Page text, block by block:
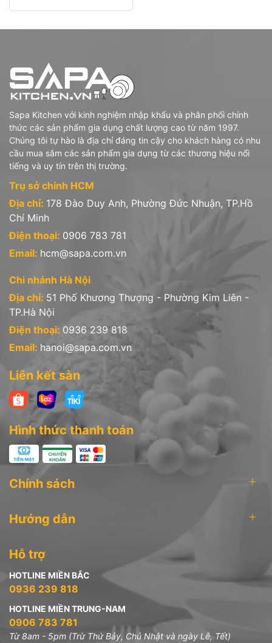
Sapa Kitchen với kinh nghiệm nhập khẩu và phân phối chính
thức các sản phẩm gia dụng chất lượng cao từ năm 1997.
Chúng tôi tự hào là địa chỉ đáng tin cậy cho khách hàng có nhu
cầu mua sắm các sản phẩm gia dụng từ các thương hiệu nổi
tiếng và uy tín trên thị trường.
Trụ sở chính HCM
Địa chỉ: 178 Đào Duy Anh, Phường Đức Nhuận, TP.Hồ
Chí Minh
Điện thoại: 0906 783 781
Email: hcm@sapa.com.vn
Chi nhánh Hà Nội
Địa chỉ: 51 Phố Khương Thượng - Phường Kim Liên -
TP.Hà Nội
Điện thoại: 0936 239 818
Email: hanoi@sapa.com.vn
Liên kết sàn
Hình thức thanh toán
Chính sách
Hướng dẫn
Hỗ trợ
HOTLINE MIỀN BẮC
0936 239 818
HOTLINE MIỀN TRUNG-NAM
0906 783 781
Từ 8am - 5pm (Trừ Thứ Bảy, Chủ Nhật và ngày Lễ, Tết)